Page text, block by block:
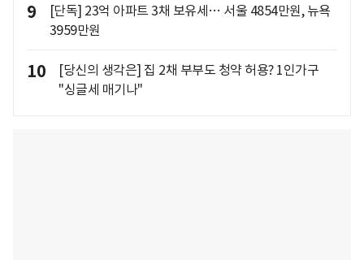
9
[단독] 23억 아파트 3채 보유세… 서울 4854만원, 뉴욕
3959만원
10
[당신의 생각은] 집 2채 부부도 청약 허용? 1인가구
"싱글세 매기나"